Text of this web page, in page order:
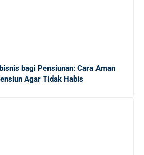
Freelance: Apakah Ekonomi Gig
Baru?
bagi Pensiunan: Cara Aman
Agar Tidak Habis